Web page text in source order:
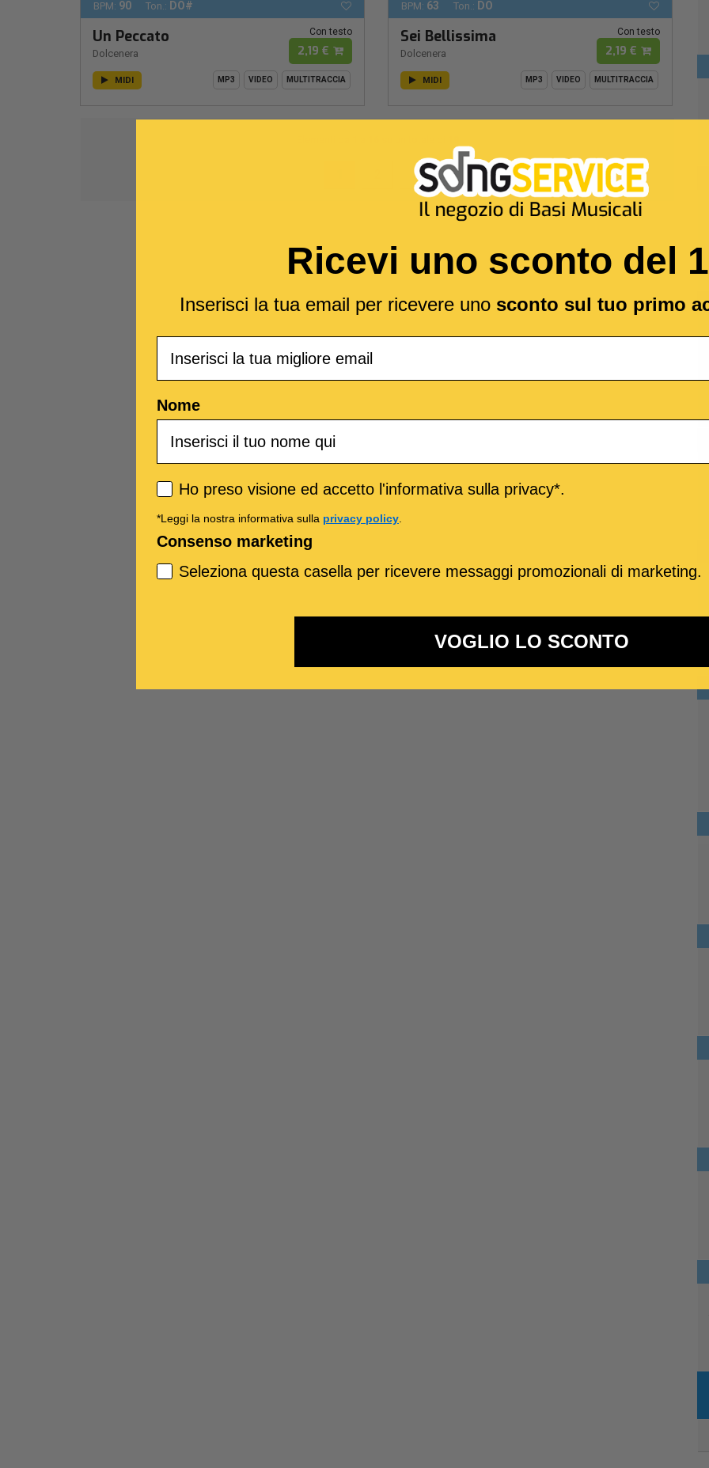
BPM: 90 Ton.: DO#
Un Peccato
Dolcenera
Con testo
2,19 €
MIDI MP3 VIDEO MULTITRACCIA
BPM: 63 Ton.: DO
Sei Bellissima
Dolcenera
Con testo
2,19 €
MIDI MP3 VIDEO MULTITRACCIA
Ricevi uno sconto del
Inserisci la tua email per ricevere uno sconto sul tuo primo
Nome
Privacy policy
Ho preso visione ed accetto l'informativa sulla privacy*.
*Leggi la nostra informativa sulla privacy policy.
Consenso marketing
Seleziona questa casella per ricevere messaggi promozionali di marketing.
VOGLIO LO SCONTO